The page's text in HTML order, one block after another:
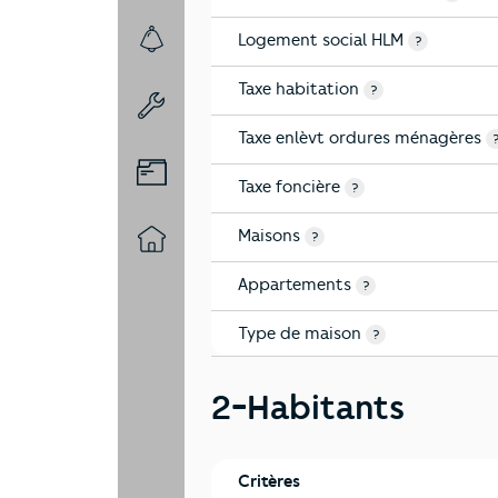
7-Sécurité
8-Chauffage
9-Diagnostic risques
10-Logement
Logement social HLM ?
Taxe habitation ?
Taxe enlèvt ordures ménagères ?
Taxe foncière ?
Maisons ?
Appartements ?
Type de maison ?
2-Habitants
Critères